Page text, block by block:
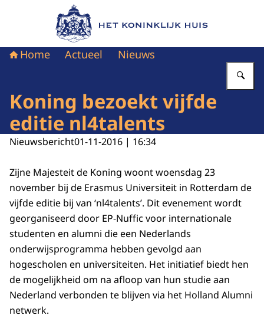
Naar de homepage van Het Koninklijk Huis
Home Actueel Nieuws
Koning bezoekt vijfde
editie nl4talents
Nieuwsbericht01-11-2016 | 16:34
Zijne Majesteit de Koning woont woensdag 23
november bij de Erasmus Universiteit in Rotterdam de
vijfde editie bij van ‘nl4talents’. Dit evenement wordt
georganiseerd door EP-Nuffic voor internationale
studenten en alumni die een Nederlands
onderwijsprogramma hebben gevolgd aan
hogescholen en universiteiten. Het initiatief biedt hen
de mogelijkheid om na afloop van hun studie aan
Nederland verbonden te blijven via het Holland Alumni
netwerk.